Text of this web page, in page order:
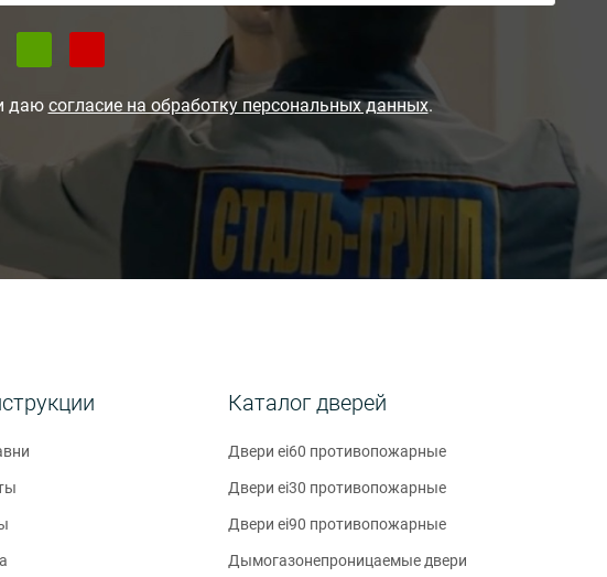
даю согласие на обработку персональных данных.
Каталог дверей
Двери ei60 противопожарные
Двери ei30 противопожарные
Двери ei90 противопожарные
Дымогазонепроницаемые двери